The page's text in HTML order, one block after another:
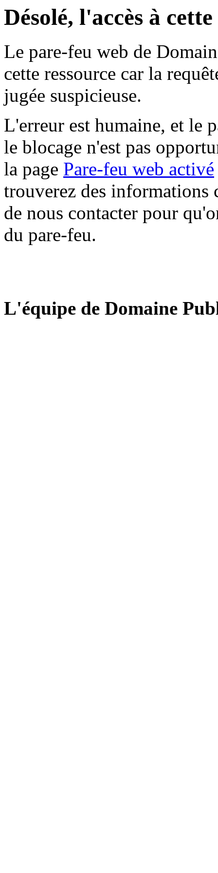
Désolé, l'accès à
Le pare-feu web de
cette ressource car la
jugée suspicieuse.
L'erreur est humaine, et le
le blocage n'est pas
la page Pare-feu web activé
trouverez des informations
de nous contacter pour
du pare-feu.
L'équipe de Domaine